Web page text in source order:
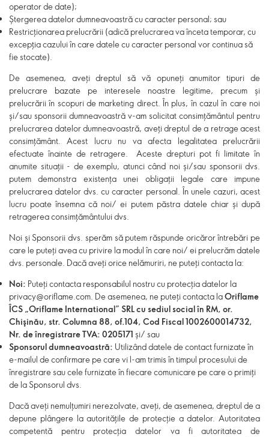
operator de date);
Ștergerea datelor dumneavoastră cu caracter personal; sau
Restricționarea prelucrării (adică prelucrarea va înceta temporar, cu
excepția cazului în care datele cu caracter personal vor continua să
fie stocate).
De asemenea, aveți dreptul să vă opuneți anumitor tipuri de
prelucrare bazate pe interesele noastre legitime, precum și
prelucrării în scopuri de marketing direct. În plus, în cazul în care noi
și/sau sponsorii dumneavoastră v-am solicitat consimțământul pentru
prelucrarea datelor dumneavoastră, aveți dreptul de a retrage acest
consimțământ. Acest lucru nu va afecta legalitatea prelucrării
efectuate înainte de retragere. Aceste drepturi pot fi limitate în
anumite situații - de exemplu, atunci când noi și/sau sponsorii dvs.
putem demonstra existența unei obligații legale care impune
prelucrarea datelor dvs. cu caracter personal. În unele cazuri, acest
lucru poate însemna că noi/ ei putem păstra datele chiar și după
retragerea consimțământului dvs.
Noi și Sponsorii dvs. sperăm să putem răspunde oricăror întrebări pe
care le puteți avea cu privire la modul în care noi/ ei prelucrăm datele
dvs. personale. Dacă aveți orice nelămuriri, ne puteți contacta la:
Noi: Puteți contacta responsabilul nostru cu protecția datelor la
privacy@oriflame.com. De asemenea, ne puteți contacta laOriflame
ÎCS „Oriflame International” SRL cu sediul social în RM, or.
Chişinău, str. Columna 88, of.104, Cod Fiscal 1002600014732,
Nr. de înregistrare TVA: 0205171 și/ sau
Sponsorul dumneavoastră: Utilizând datele de contact furnizate în
e-mailul de confirmare pe care vi l-am trimis în timpul procesului de
înregistrare sau cele furnizate în fiecare comunicare pe care o primiți
de la Sponsorul dvs.
Dacă aveți nemulțumiri nerezolvate, aveți, de asemenea, dreptul de a
depune plângere la autoritățile de protecție a datelor. Autoritatea
competentă pentru protecția datelor va fi autoritatea de